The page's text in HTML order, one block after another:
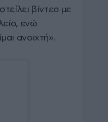
βίντεο με
ενώ
ανοιχτή».